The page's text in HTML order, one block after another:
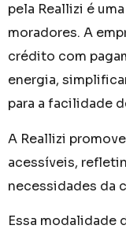
pela Reallizi é
moradores. A
crédito com
energia,
para a facilidade
A Reallizi
acessíveis,
necessidades da
Essa modalidade